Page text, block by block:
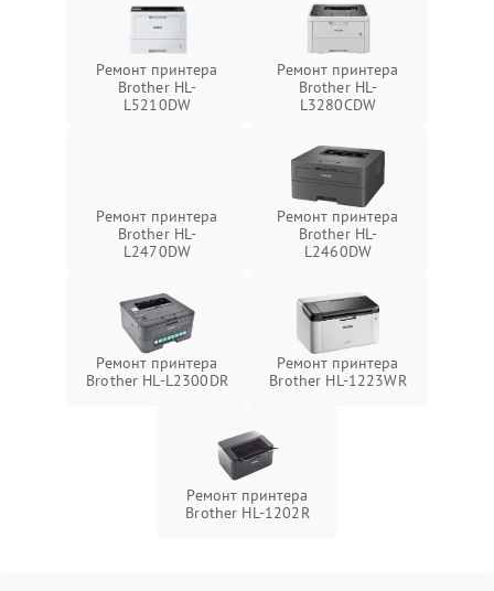
Ремонт принтера
Brother HL-
L5210DW
Ремонт принтера
Brother HL-
L3280CDW
Ремонт принтера
Brother HL-
L2470DW
Ремонт принтера
Brother HL-
L2460DW
Ремонт принтера
Brother HL-L2300DR
Ремонт принтера
Brother HL-1223WR
Ремонт принтера
Brother HL-1202R